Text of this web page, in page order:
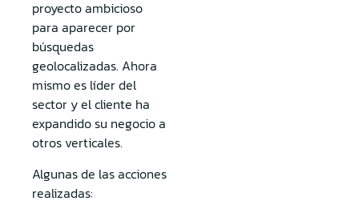
proyecto ambicioso
para aparecer por
búsquedas
geolocalizadas. Ahora
mismo es líder del
sector y el cliente ha
expandido su negocio a
otros verticales.
Algunas de las acciones
realizadas: